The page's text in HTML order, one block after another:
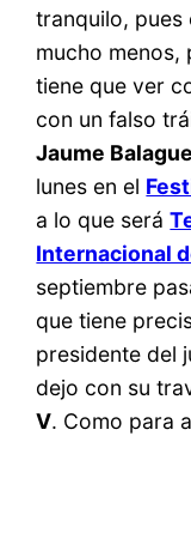
tranquilo, pues
mucho menos,
tiene que ver
con un falso
Jaume
lunes en el
a lo que será
Internacional
septiembre
que tiene
presidente del
dejo con su
V. Como para